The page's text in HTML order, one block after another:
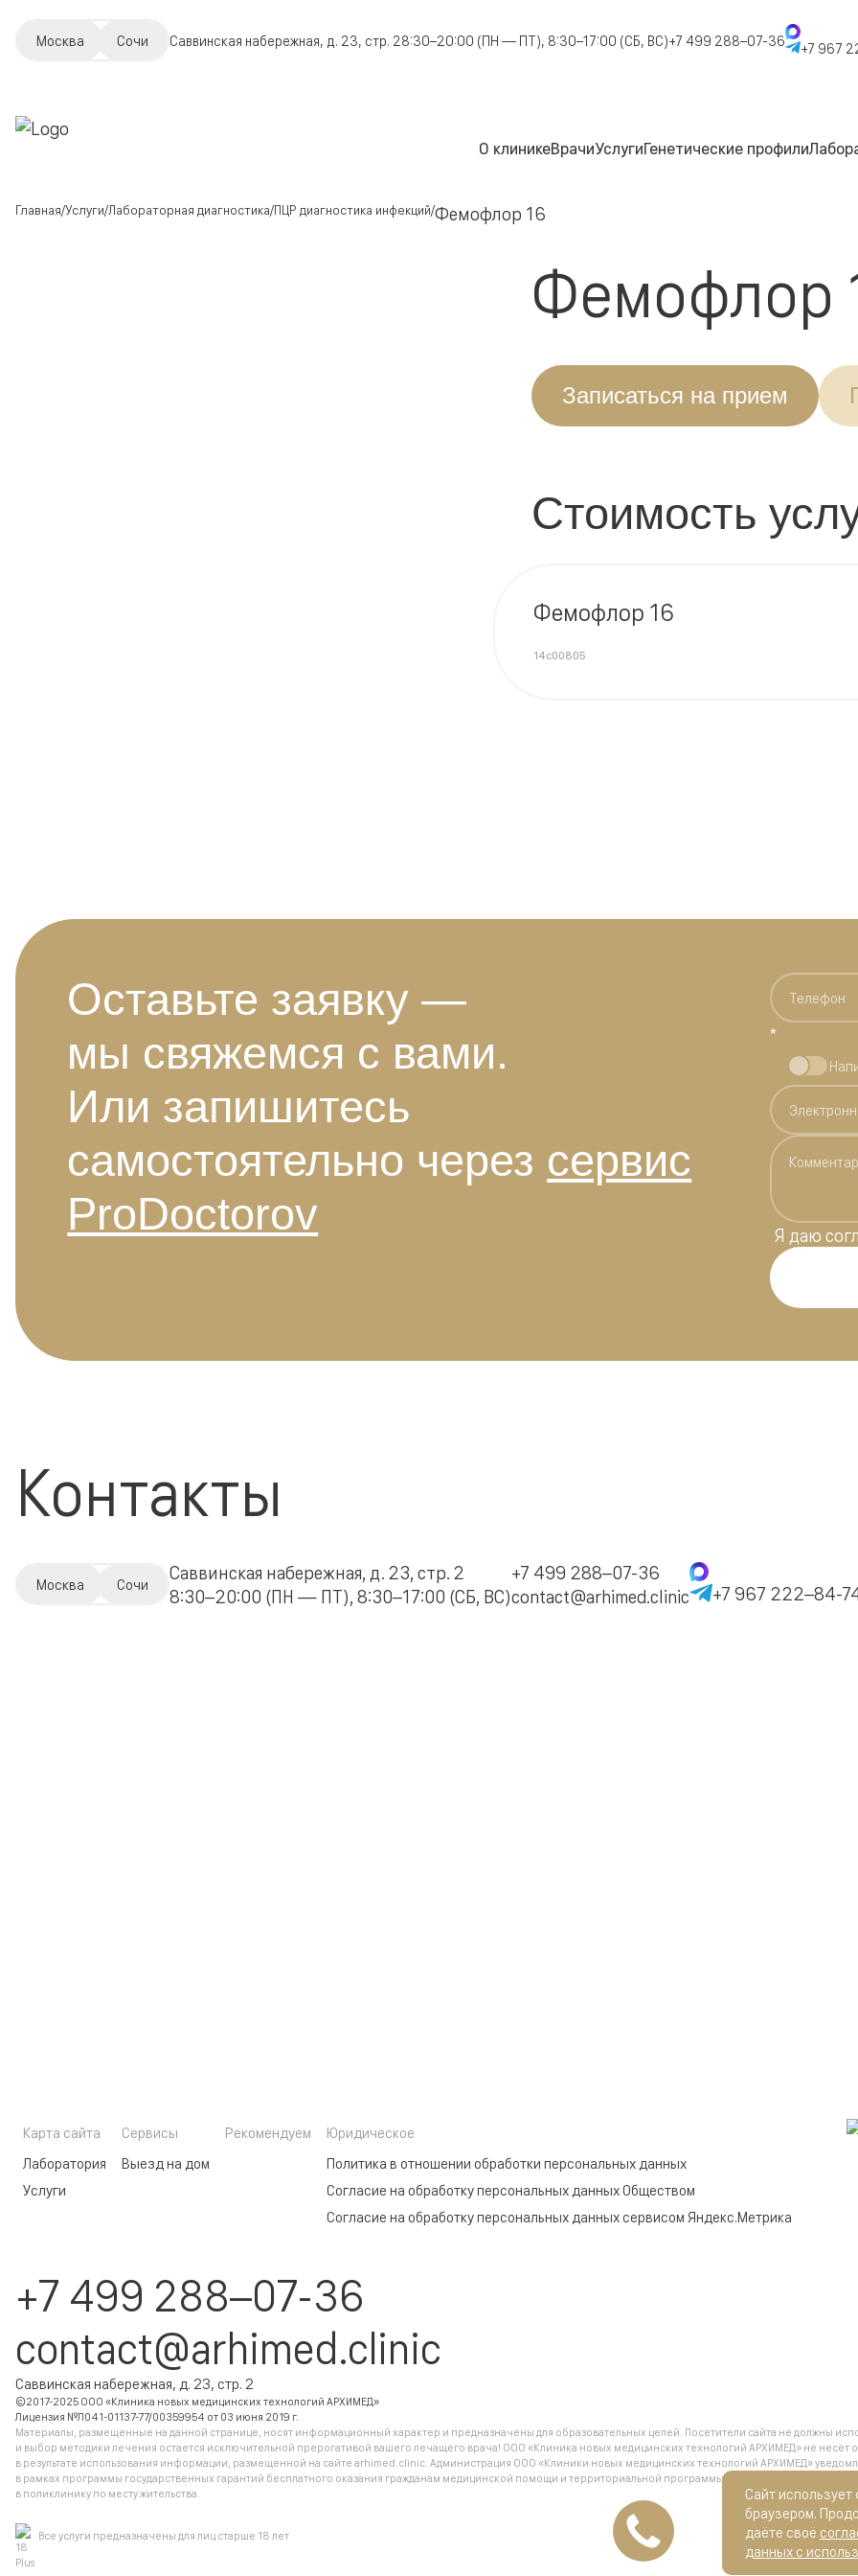
Москва Сочи Саввинская набережная, д. 23, стр. 28:30–20:00 (ПН — ПТ), 8:30–17:00 (СБ, ВС)+7 499 288–07-36 +7 967
О клиникеВрачиУслугиГенетические профили
Главная Услуги Лабораторная диагностика ПЦР диагностика инфекций Фемофлор 16
Фемофлор
Записаться на прием
Стоимость
Фемофлор 16
14c00805
Оставьте заявку —
мы свяжемся с вами.
Или запишитесь
самостоятельно через сервис
ProDoctorov
*
Я даю
Контакты
Москва Сочи
Саввинская набережная, д. 23, стр. 2
8:30–20:00 (ПН — ПТ), 8:30–17:00 (СБ, ВС)
+7 499 288–07-36
contact@arhimed.clinic
+7 967 222–84-
Карта сайта
Лаборатория
Услуги
Сервисы
Выезд на дом
Рекомендуем
Юридическое
Политика в отношении обработки персональных данных
Согласие на обработку персональных данных Обществом
Согласие на обработку персональных данных сервисом Яндекс.Метрика
+7 499 288–07-36
contact@arhimed.clinic
Саввинская набережная, д. 23, стр. 2
©2017-2025 ООО «Клиника новых медицинских технологий АРХИМЕД»
Лицензия №Л041-01137-77/00359954 от 03 июня 2019 г.
Материалы, размещенные на данной странице, носят информационный характер и предназначены для образовательных целей. Посетители сайта не должны
и выбор методики лечения остается исключительной прерогативой вашего лечащего врача! ООО «Клиника новых медицинских технологий АРХИМЕД» не несёт
в результате использования информации, размещенной на сайте arhimed.clinic. Администрация ООО «Клиники новых медицинских технологий АРХИМЕД»
в рамках программы государственных гарантий бесплатного оказания гражданам медицинской помощи и территориальной программы государственных
в поликлинику по месту жительства.
Все услуги предназначены для лиц старше 18 лет
Сайт
браузером.
даёте своё
данных с